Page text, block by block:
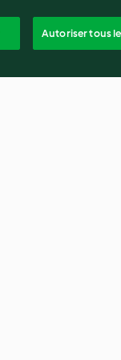
Autoriser tous